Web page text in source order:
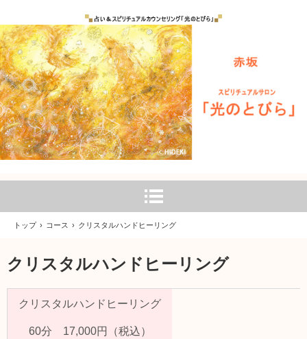
トップ › コース › クリスタルハンドヒーリング
クリスタルハンドヒーリング
クリスタルハンドヒーリング
60分 17,000円（税込）